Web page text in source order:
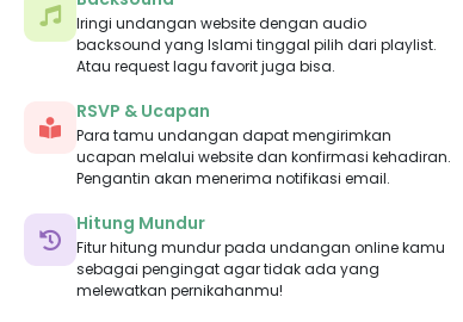
Iringi undangan website dengan audio
backsound yang Islami tinggal pilih dari playlist.
Atau request lagu favorit juga bisa.
RSVP & Ucapan
Para tamu undangan dapat mengirimkan
ucapan melalui website dan konfirmasi kehadiran.
Pengantin akan menerima notifikasi email.
Hitung Mundur
Fitur hitung mundur pada undangan online kamu
sebagai pengingat agar tidak ada yang
melewatkan pernikahanmu!